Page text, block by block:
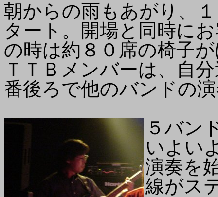
朝からの雨もあがり、
タート。開場と同時に
の時は約８０席の椅子
ＴＴＢメンバーは、自
番後ろで他のバンドの
５バン
いよい
演奏を
線がス